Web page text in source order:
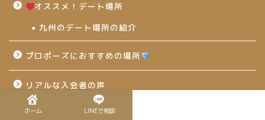
オススメ！デート場所
九州のデート場所の紹介
プロポーズにおすすめの場所
リアルな入会者の声
婚活お悩み相談室
ホーム LINEで相談